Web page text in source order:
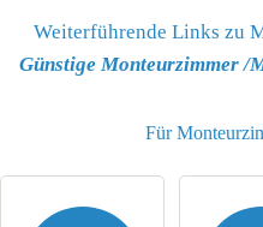
Name
Weiterführende Links zu
Günstige Monteurzimmer /
Für